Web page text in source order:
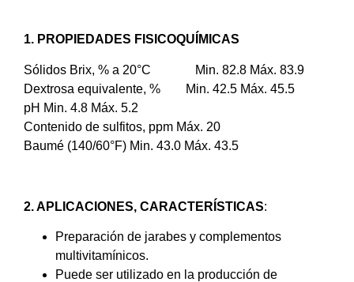
1. PROPIEDADES FISICOQUÍMICAS
Sólidos Brix, % a 20°C Min. 82.8 Máx. 83.9
Dextrosa equivalente, % Min. 42.5 Máx. 45.5
pH Min. 4.8 Máx. 5.2
Contenido de sulfitos, ppm Máx. 20
Baumé (140/60°F) Min. 43.0 Máx. 43.5
2. APLICACIONES, CARACTERÍSTICAS:
Preparación de jarabes y complementos
multivitamínicos.
Puede ser utilizado en la producción de